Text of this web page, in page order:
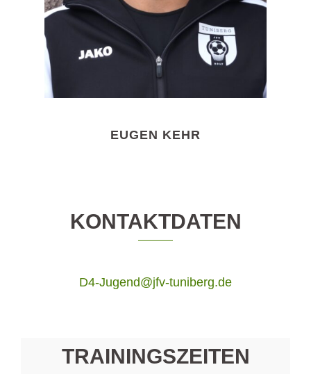
EUGEN KEHR
KONTAKTDATEN
D4-Jugend@jfv-tuniberg.de
TRAININGSZEITEN